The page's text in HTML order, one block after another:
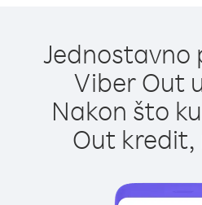
Jednostavno
Viber Out
Nakon što
Out kredit,